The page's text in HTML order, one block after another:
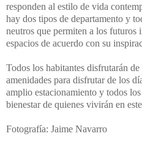
responden al estilo de vida
hay dos tipos de departamento y
neutros que permiten a los futuros
espacios de acuerdo con su
Todos los habitantes disfrutarán de
amenidades para disfrutar de los
amplio estacionamiento y todos
bienestar de quienes vivirán en
Fotografía: Jaime Navarro